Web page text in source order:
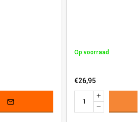
Op voorraad
€26,95